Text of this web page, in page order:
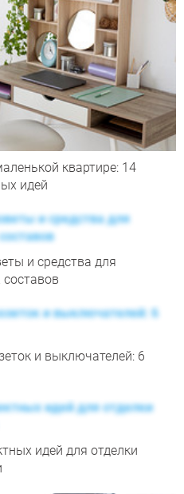
квартире: 14
идей
и средства для
и выключателей: 6
идей для отделки